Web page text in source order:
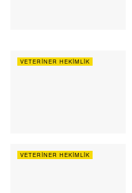
VETERINER HEKIMLIK
VETERINER HEKIMLIK